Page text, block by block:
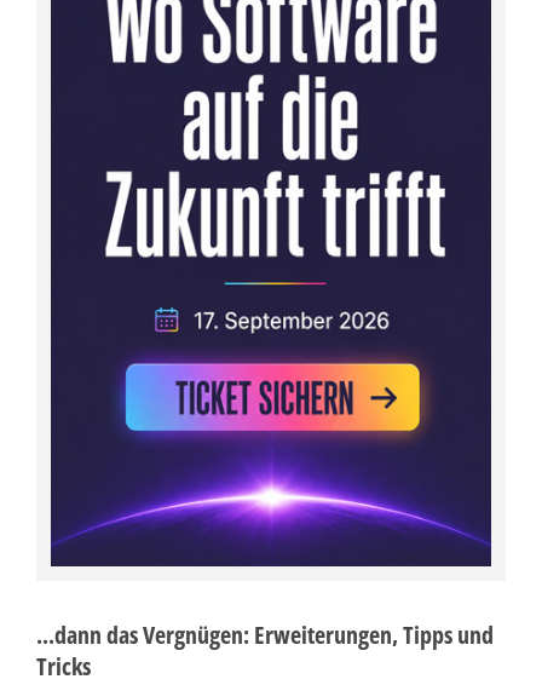
...dann das Vergnügen: Erweiterungen, Tipps und
Tricks